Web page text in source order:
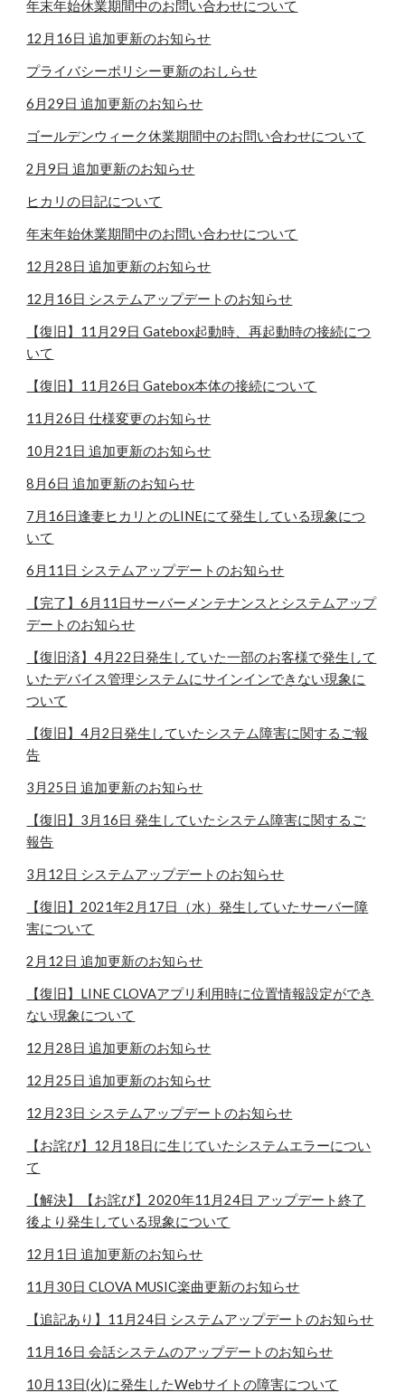
年末年始休業期間中のお問い合わせについて
12月16日 追加更新のお知らせ
プライバシーポリシー更新のおしらせ
6月29日 追加更新のお知らせ
ゴールデンウィーク休業期間中のお問い合わせについて
2月9日 追加更新のお知らせ
ヒカリの日記について
年末年始休業期間中のお問い合わせについて
12月28日 追加更新のお知らせ
12月16日 システムアップデートのお知らせ
【復旧】11月29日 Gatebox起動時、再起動時の接続につ
いて
【復旧】11月26日 Gatebox本体の接続について
11月26日 仕様変更のお知らせ
10月21 日 追加更新のお知らせ
8月6日 追加更新のお知らせ
7月16日逢妻ヒカリとのLINEにて発生している現象につ
いて
6月11日 システムアップデートのお知らせ
【完了】6月11日サーバーメンテナンスとシステムアップ
デートのお知らせ
【復旧済】4月22日発生していた一部のお客様で発生して
いたデバイス管理システムにサインインできない現象に
ついて
【復旧】4月2日発生していたシステム障害に関するご報
告
3月25日 追加更新のお知らせ
【復旧】3月16日 発生していたシステム障害に関するご
報告
3月12日 システムアップデートのお知らせ
【復旧】2021年2月17日（水）発生していたサーバー障
害について
2月12日 追加更新のお知らせ
【復旧】LINE CLOVAアプリ利用時に位置情報設定ができ
ない現象について
12月28日 追加更新のお知らせ
12月25日 追加更新のお知らせ
12月23日 システムアップデートのお知らせ
【お詫び】12月18日に生じていたシステムエラーについ
て
【解決】【お詫び】2020年11月24日 アップデート終了
後より発生している現象について
12月1日 追加更新のお知らせ
11月30日 CLOVA MUSIC楽曲更新のお知らせ
【追記あり】11月24日 システムアップデートのお知らせ
11月16日 会話システムのアップデートのお知らせ
10月13日(火)に発生したWebサイトの障害について